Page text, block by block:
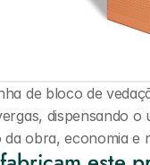
de bloco de
dispensando o
da obra, economia e